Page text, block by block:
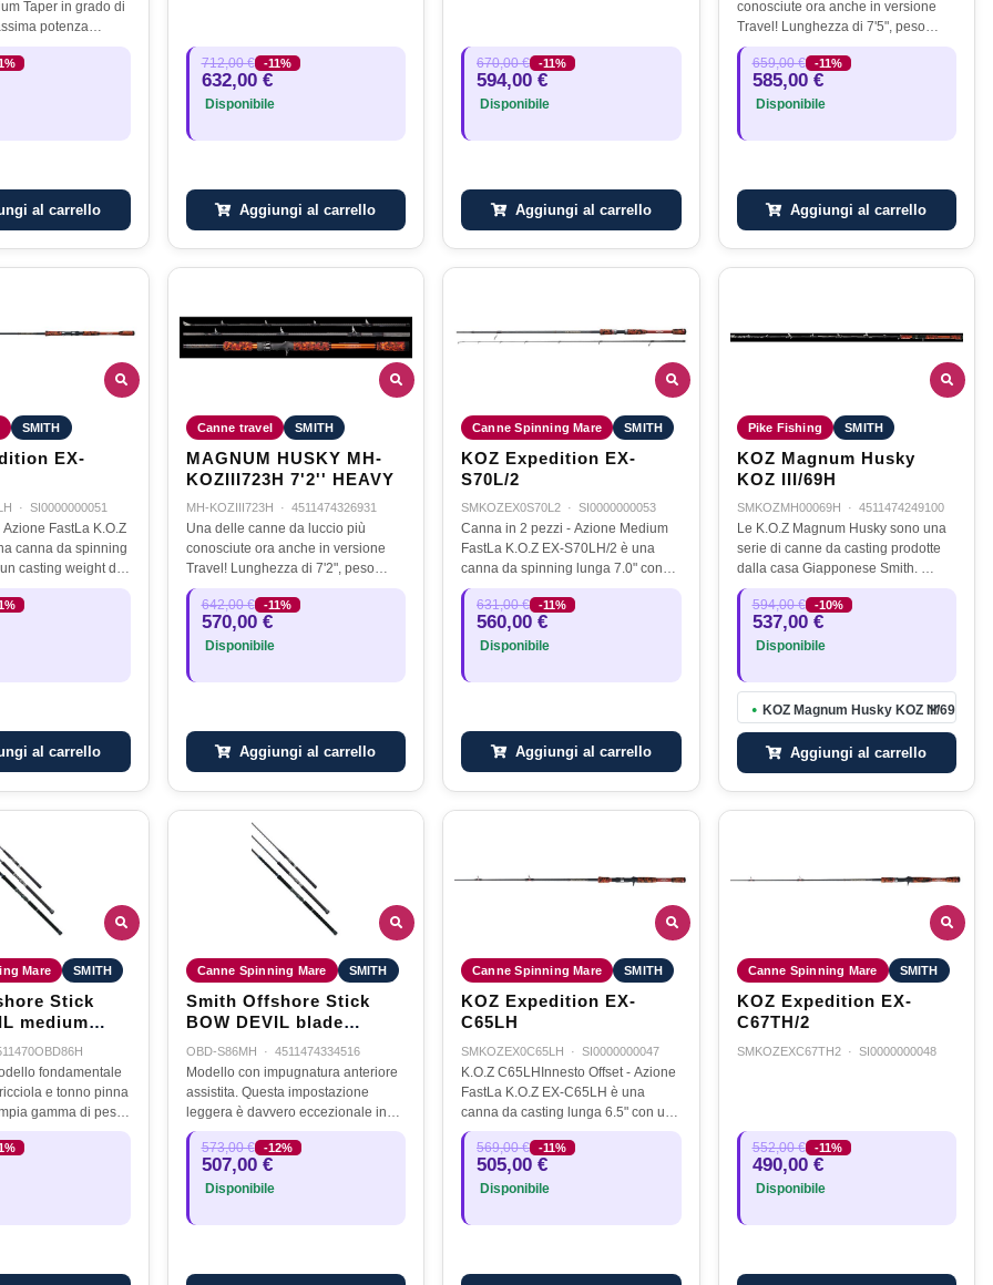
Taper in grado di
potenza
il fusto. Target
100 kg. , Yellow
50 kg. Il…
al carrello
712,00 € -11%
632,00 €
Disponibile
Aggiungi al carrello
670,00 € -11%
594,00 €
Disponibile
Aggiungi al carrello
conosciute ora anche in versione
Travel! Lunghezza di 7'5", peso
254g, PE 6-10 ingombro 80 cm
659,00 €
-11%
585,00 €
Disponibile
Aggiungi al carrello
SMITH
EX-
· SI0000000051
Azione FastLa K.O.Z
canna da spinning
casting weight di
Il grezzo di questa
di potenza
siete…
al carrello
Canne travel SMITH
MAGNUM HUSKY MH-
KOZIII723H 7'2'' HEAVY
MH-KOZIII723H · 4511474326931
Una delle canne da luccio più
conosciute ora anche in versione
Travel! Lunghezza di 7'2", peso
243g, PE 6-10 ingombro 77 cm
642,00 €
-11%
570,00 €
Disponibile
Aggiungi al carrello
Canne Spinning Mare SMITH
KOZ Expedition EX-
S70L/2
SMKOZEX0S70L2 · SI0000000053
Canna in 2 pezzi - Azione Medium
FastLa K.O.Z EX-S70LH/2 è una
canna da spinning lunga 7.0" con
un casting weight di 35 grammi
circa. Dotata di un innesto aspigot è
l’attrezzo ideale per pescare a…
631,00 € -11%
560,00 €
Disponibile
Aggiungi al carrello
Pike Fishing SMITH
KOZ Magnum Husky
KOZ III/69H
SMKOZMH00069H · 4511474249100
Le K.O.Z Magnum Husky sono una
serie di canne da casting prodotte
dalla casa Giapponese Smith. …
594,00 € -10%
537,00 €
Disponibile
● KOZ Magnum Husky KOZ III/69H
Aggiungi al carrello
Mare SMITH
Stick
medium
86 H - 8'6"
6 - 8PE -
fondamentale
e tonno pinna
gamma di pesi
i pencil. La sezione
Canne Spinning Mare SMITH
Smith Offshore Stick
BOW DEVIL blade
casting S 86 MH - 7'8"
30-100 GR - 4 - 6PE
OBD-S86MH · 4511474334516
Modello con impugnatura anteriore
assistita. Questa impostazione
leggera è davvero eccezionale in
situazioni in cui un approccio
sensibile è essenziale per la cattura
dei pesci. Questo modello da…
573,00 € -12%
507,00 €
Disponibile
Canne Spinning Mare SMITH
KOZ Expedition EX-
C65LH
SMKOZEX0C65LH · SI0000000047
K.O.Z C65LHInnesto Offset - Azione
FastLa K.O.Z EX-C65LH è una
canna da casting lunga 6.5" con un
casting weight di 85 grammi circa.
Questo attrezzo
possiedecaratteristiche che la
rendono una canna…
569,00 € -11%
505,00 €
Disponibile
Canne Spinning Mare SMITH
KOZ Expedition EX-
C67TH/2
SMKOZEXC67TH2 · SI0000000048
552,00 € -11%
490,00 €
Disponibile